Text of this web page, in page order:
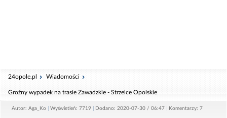
24opole.pl Wiadomości
Groźny wypadek na trasie Zawadzkie - Strzelce Opolskie
Autor: Aga_Ko Wyświetleń: 7719 Dodano: 2020-07-30 / 06:47 Komentarzy: 7